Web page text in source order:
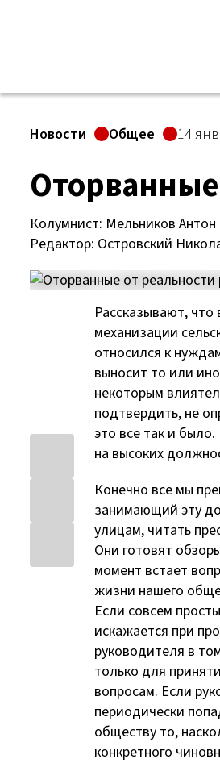
Новости Общее 14
Колумнист: Мельников Антон
Редактор: Островский
Рассказывают, что
механизации
относился к
выносит то или
некоторым
подтвердить, не
это все так и
на высоких
Конечно все мы
занимающий эту
улицам, читать
Они готовят
момент встает
жизни нашего
Если совсем
искажается при
руководителя в
только для
вопросам. Если
периодически
обществу то,
конкретного